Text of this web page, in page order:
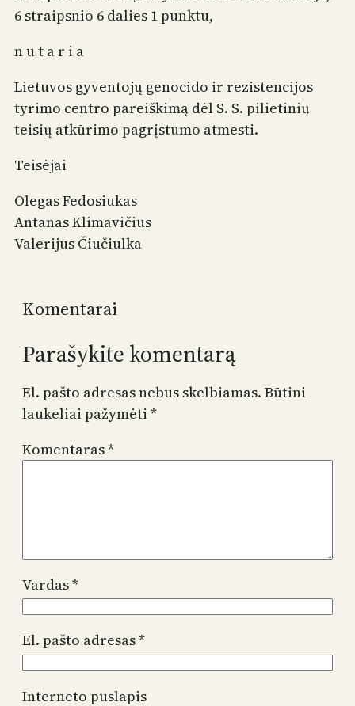
6 straipsnio 6 dalies 1 punktu,
n u t a r i a
Lietuvos gyventojų genocido ir rezistencijos
tyrimo centro pareiškimą dėl S. S. pilietinių
teisių atkūrimo pagrįstumo atmesti.
Teisėjai
Olegas Fedosiukas
Antanas Klimavičius
Valerijus Čiučiulka
Komentarai
Parašykite komentarą
El. pašto adresas nebus skelbiamas. Būtini
laukeliai pažymėti *
Komentaras*
Vardas*
El. pašto adresas*
Interneto puslapis